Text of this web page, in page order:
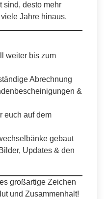
sind, desto mehr
Jahre hinaus.
weiter bis zum
Abrechnung
&
euch auf dem
gebaut
Updates & den
großartige Zeichen
und Zusammenhalt!